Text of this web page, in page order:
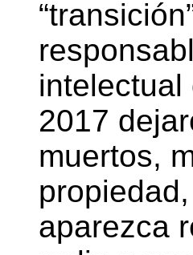
2017
muertos,
aparezca